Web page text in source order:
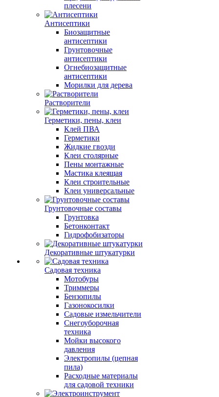
плесени
Антисептики
Биозащитные
антисептики
Грунтовочные
антисептики
Огнебиозащитные
антисептики
Морилки для дерева
Растворители
Герметики, пены, клеи
Клей ПВА
Герметики
Жидкие гвозди
Клеи столярные
Пены монтажные
Мастика клеящая
Клеи строительные
Клеи универсальные
Грунтовочные составы
Грунтовка
Бетонконтакт
Гидрофобизаторы
Декоративные штукатурки
Садовая техника
Мотобуры
Триммеры
Бензопилы
Газонокосилки
Садовые измельчители
Снегоуборочная
техника
Мойки высокого
давления
Электропилы (цепная
пила)
Расходные материалы
для садовой техники